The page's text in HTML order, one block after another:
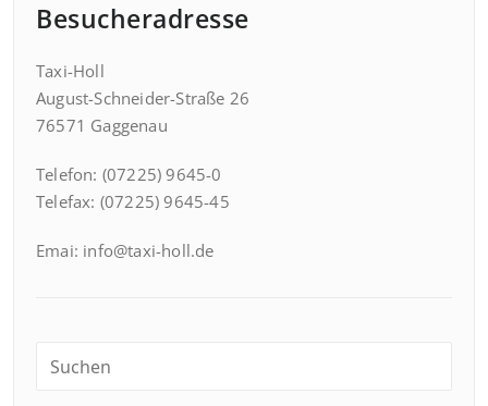
Besucheradresse
Taxi-Holl
August-Schneider-Straße 26
76571 Gaggenau
Telefon: (07225) 9645-0
Telefax: (07225) 9645-45
Emai: info@taxi-holl.de